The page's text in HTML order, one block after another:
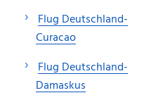
Flug Deutschland-
Curacao
Flug Deutschland-
Damaskus